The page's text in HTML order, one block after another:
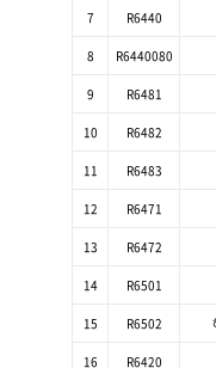
7 R6440
8 R6440080
9 R6481
10 R6482
11 R6483
12 R6471
13 R6472
14 R6501
15 R6502
16 R6420